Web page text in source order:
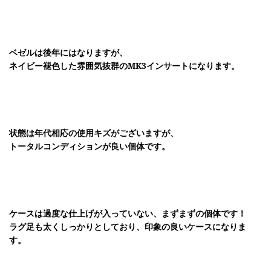
ベゼルは後年にはなりますが、
ネイビー褪色した雰囲気抜群のMK3インサートになります。
状態は年代相応の使用キズがございますが、
トータルコンディションが良い個体です。
ケースは過度な仕上げが入っていない、まずまずの個体です！
ラグ足も太くしっかりとしており、印象の良いケースになりま
す。